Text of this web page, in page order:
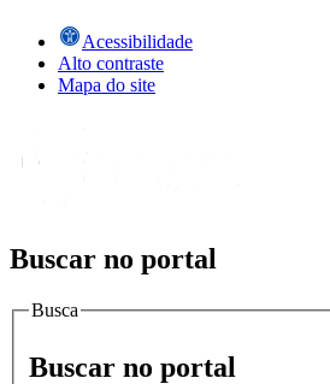
Acessibilidade
Alto contraste
Mapa do site
Buscar no portal
Busca
Buscar no portal